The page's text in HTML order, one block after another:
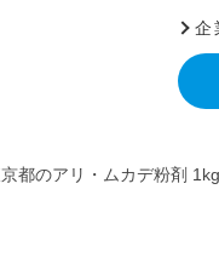
企
都のアリ・ムカデ粉剤